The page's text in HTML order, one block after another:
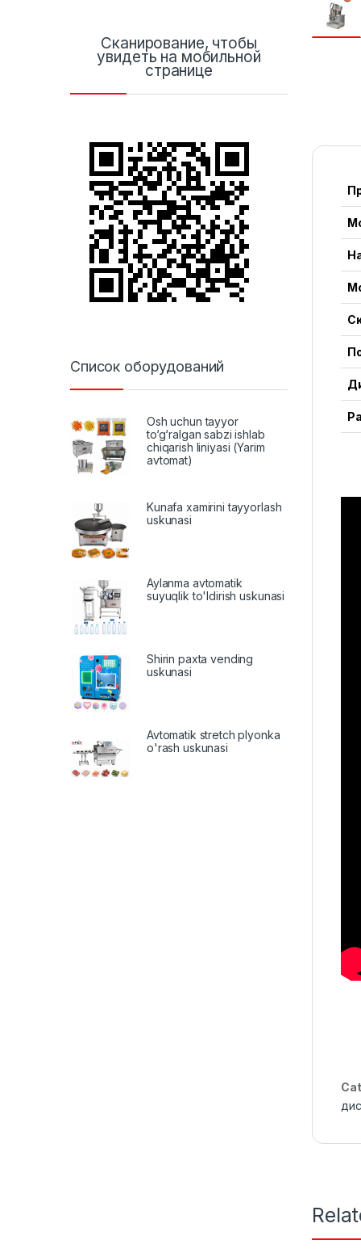
Сканирование, чтобы
увидеть на мобильной
странице
Список оборудований
Osh uchun tayyor
to‘g‘ralgan sabzi ishlab
chiqarish liniyasi (Yarim
avtomat)
Kunafa xamirini tayyorlash
uskunasi
Aylanma avtomatik
suyuqlik to'ldirish uskunasi
Shirin paxta vending
uskunasi
Avtomatik stretch plyonka
o'rash uskunasi